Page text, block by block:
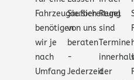
Fahrzeugaufbereitung
benötigen
wir je
nach
Umfang
Sie sich
von uns
beraten
-
Jederzeit
Regel
sind
Termine
der